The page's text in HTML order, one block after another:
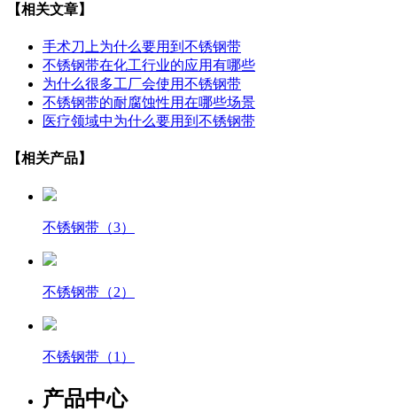
【相关文章】
手术刀上为什么要用到不锈钢带
不锈钢带在化工行业的应用有哪些
为什么很多工厂会使用不锈钢带
不锈钢带的耐腐蚀性用在哪些场景
医疗领域中为什么要用到不锈钢带
【相关产品】
不锈钢带（3）
不锈钢带（2）
不锈钢带（1）
产品中心